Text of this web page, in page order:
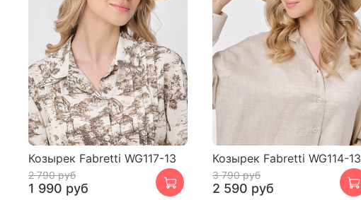
Козырек Fabretti WG117-13
2 790 руб
1 990 руб
Козырек Fabretti WG114-13
3 790 руб
2 590 руб